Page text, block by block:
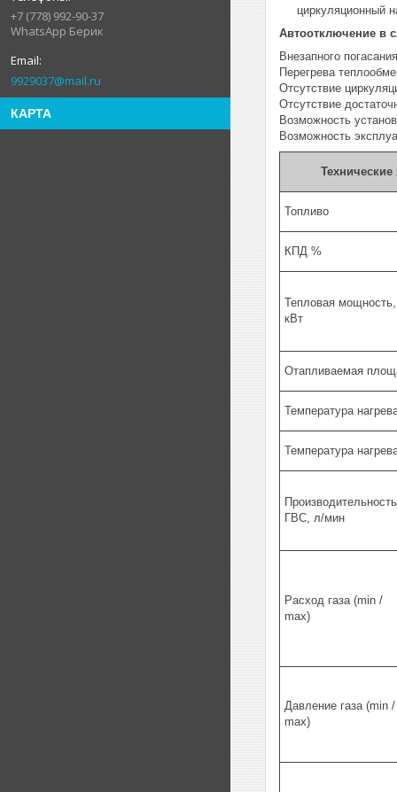
+7 (778) 992-90-37
WhatsApp Берик
9929037@mail.ru
КАРТА
циркуляционный
Автоотключение в
Внезапного
Перегрева
Отсутствие
Отсутствие
Возможность
Возможность
Технические
Топливо
КПД %
Тепловая мощность,
кВт
Отапливаемая
Температура
Температура
Производительность
ГВС, л/мин
Расход газа (min /
max)
Давление газа (min /
max)